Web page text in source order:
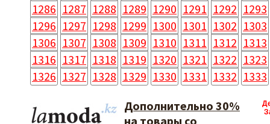
1286 1287 1288 1289 1290 1291 1292 1293
1296 1297 1298 1299 1300 1301 1302 1303
1306 1307 1308 1309 1310 1311 1312 1313
1316 1317 1318 1319 1320 1321 1322 1323
1326 1327 1328 1329 1330 1331 1332 1333
Дополнительно 30%
на товары со